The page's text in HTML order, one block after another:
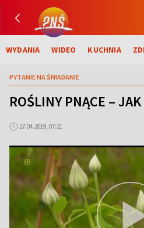
WYDANIA WIDEO KUCHNIA
PYTANIE NA ŚNIADANIE
ROŚLINY PNĄCE –
27.04.2019, 07:21